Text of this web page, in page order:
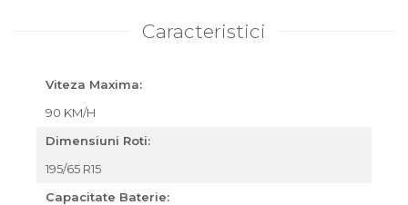
Caracteristici
Viteza Maxima:
90 KM/H
Dimensiuni Roti:
195/65 R15
Capacitate Baterie: